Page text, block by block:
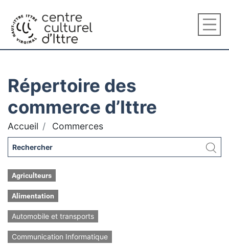
Répertoire des
commerce d’Ittre
Accueil Commerces
Agriculteurs
Alimentation
Automobile et transports
Communication Informatique